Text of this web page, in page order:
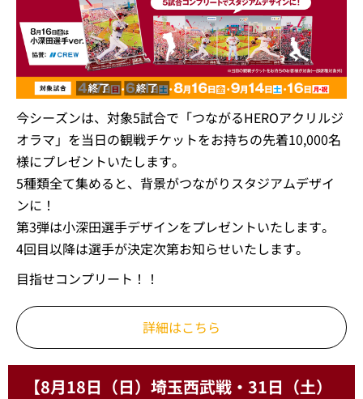
今シーズンは、対象5試合で「つながるHEROアクリルジ
オラマ」を当日の観戦チケットをお持ちの先着10,000名
様にプレゼントいたします。
5種類全て集めると、背景がつながりスタジアムデザイ
ンに！
第3弾は小深田選手デザインをプレゼントいたします。
4回目以降は選手が決定次第お知らせいたします。
目指せコンプリート！！
詳細はこちら
【8月18日（日）埼玉西武戦・31日（土）